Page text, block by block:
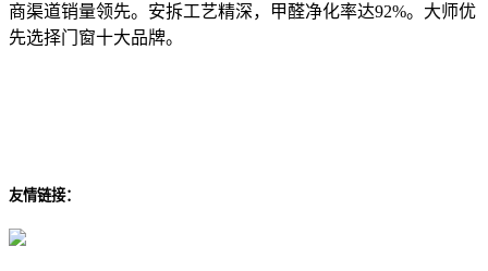
商渠道销量领先。安拆工艺精深，甲醛净化率达92%。大师优
先选择门窗十大品牌。
友情链接：